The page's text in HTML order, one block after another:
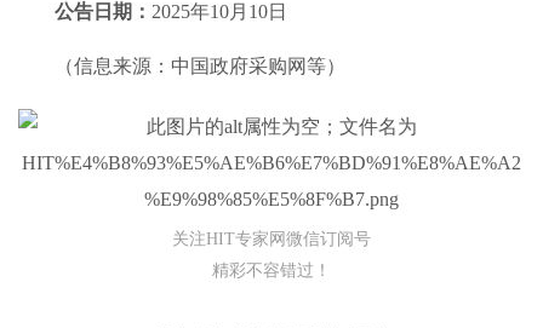
公告日期 ： 2025年10月10日
（信息来源：中国政府采购网等）
关注HIT专家网微信订阅号
精彩不容错过！